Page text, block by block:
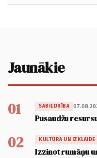
Jaunākie
01 SABIEDRĪBA
Pusaudžu
02 KULTŪRA UN IZKLAIDE
Izzinot rumāņu